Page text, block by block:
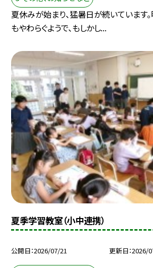
夏休みが始まり、猛暑日が続いています
もやわらぐようで、もしかし...
夏季学習教室（小中連携）
公開日 2026/07/21 更新日 2026/